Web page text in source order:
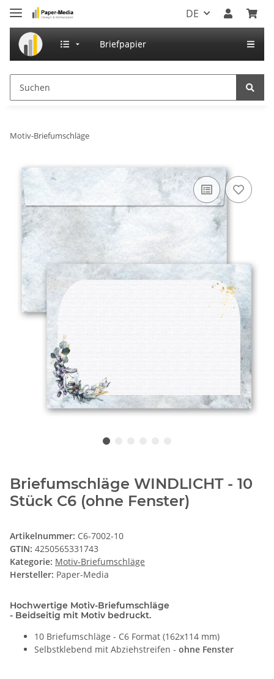
DE
Briefpapier
Motiv-Briefumschläge
Briefumschläge WINDLICHT - 10
Stück C6 (ohne Fenster)
Artikelnummer: C6-7002-10
GTIN: 4250565331743
Kategorie: Motiv-Briefumschläge
Hersteller: Paper-Media
Hochwertige Motiv-Briefumschläge
- Beidseitig mit Motiv bedruckt.
10 Briefumschläge - C6 Format (162x114 mm)
Selbstklebend mit Abziehstreifen - ohne Fenster